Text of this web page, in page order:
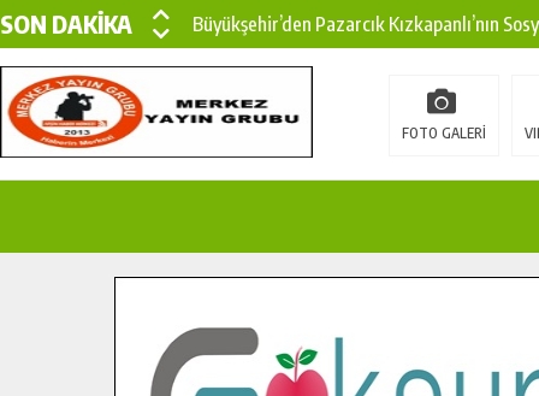
SON DAKİKA
Büyükşehir’den Pazarcık Kızkapanlı’nın
Büyükşehir’den Pazarcık Kırsalına Modern
Çin’den KSÜ’ye Uluslararası Başarı:
İlçe Jandarma Komutanı Karakaya’dan
FOTO GALERİ